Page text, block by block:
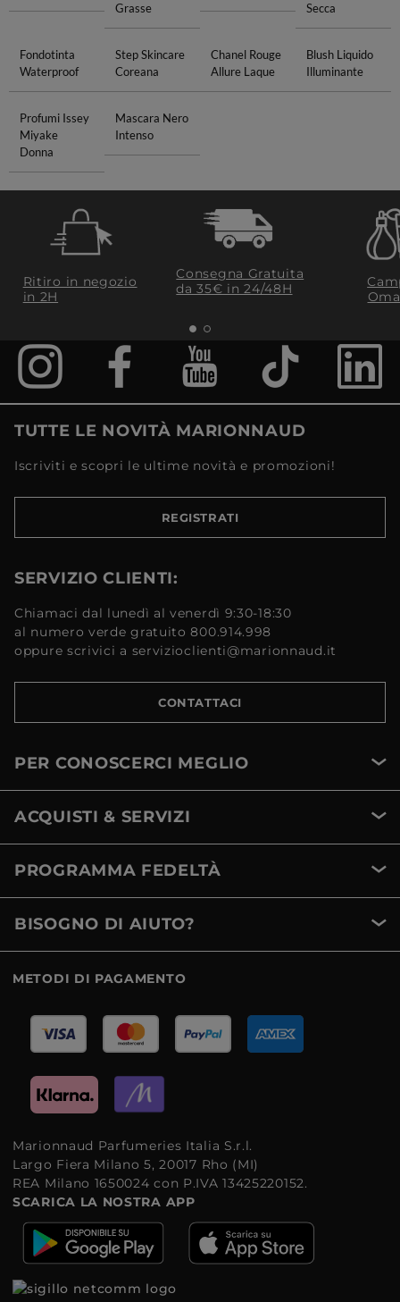
Grasse
Secca
Fondotinta
Waterproof
Step Skincare
Coreana
Chanel Rouge
Allure Laque
Blush Liquido
Illuminante
Profumi Issey
Miyake
Donna
Mascara Nero
Intenso
Ritiro in negozio
in 2H
Consegna Gratuita
da 35€​ in 24/48H
TUTTE LE NOVITÀ MARIONNAUD
Iscriviti e scopri le ultime novità e promozioni!
REGISTRATI
SERVIZIO CLIENTI:
Chiamaci dal lunedì al venerdì 9:30-18:30
al numero verde gratuito 800.914.998
oppure scrivici a servizioclienti@marionnaud.it
CONTATTACI
PER CONOSCERCI MEGLIO
ACQUISTI & SERVIZI
PROGRAMMA FEDELTÀ
BISOGNO DI AIUTO?
METODI DI PAGAMENTO
Marionnaud Parfumeries Italia S.r.l.
Largo Fiera Milano 5, 20017 Rho (MI)
REA Milano 1650024 con P.IVA 13425220152.
SCARICA LA NOSTRA APP